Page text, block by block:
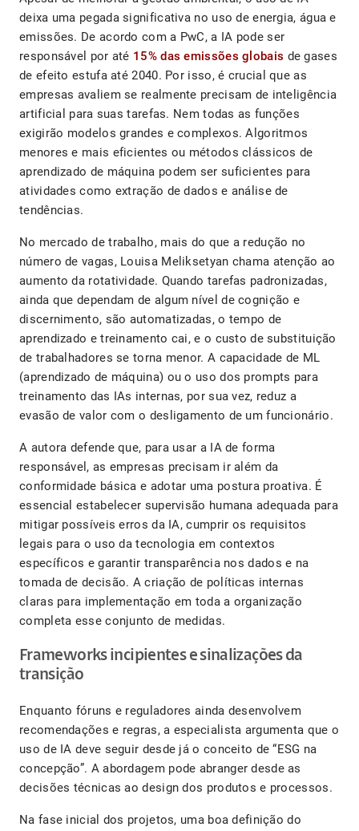
deixa uma pegada significativa no uso de energia, água e
emissões. De acordo com a PwC, a IA pode ser
responsável por até 15% das emissões globais de gases
de efeito estufa até 2040. Por isso, é crucial que as
empresas avaliem se realmente precisam de inteligência
artificial para suas tarefas. Nem todas as funções
exigirão modelos grandes e complexos. Algoritmos
menores e mais eficientes ou métodos clássicos de
aprendizado de máquina podem ser suficientes para
atividades como extração de dados e análise de
tendências.
No mercado de trabalho, mais do que a redução no
número de vagas, Louisa Meliksetyan chama atenção ao
aumento da rotatividade. Quando tarefas padronizadas,
ainda que dependam de algum nível de cognição e
discernimento, são automatizadas, o tempo de
aprendizado e treinamento cai, e o custo de substituição
de trabalhadores se torna menor. A capacidade de ML
(aprendizado de máquina) ou o uso dos prompts para
treinamento das IAs internas, por sua vez, reduz a
evasão de valor com o desligamento de um funcionário.
A autora defende que, para usar a IA de forma
responsável, as empresas precisam ir além da
conformidade básica e adotar uma postura proativa. É
essencial estabelecer supervisão humana adequada para
mitigar possíveis erros da IA, cumprir os requisitos
legais para o uso da tecnologia em contextos
específicos e garantir transparência nos dados e na
tomada de decisão. A criação de políticas internas
claras para implementação em toda a organização
completa esse conjunto de medidas.
Frameworks incipientes e sinalizações da
transição
Enquanto fóruns e reguladores ainda desenvolvem
recomendações e regras, a especialista argumenta que o
uso de IA deve seguir desde já o conceito de “ESG na
concepção”. A abordagem pode abranger desde as
decisões técnicas ao design dos produtos e processos.
Na fase inicial dos projetos, uma boa definição do